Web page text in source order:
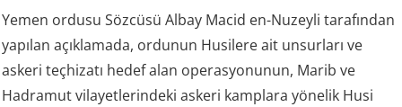
Yemen ordusu Sözcüsü Albay Macid en-Nuzeyli tarafından
yapılan açıklamada, ordunun Husilere ait unsurları ve
askeri teçhizatı hedef alan operasyonunun, Marib ve
Hadramut vilayetlerindeki askeri kamplara yönelik Husi